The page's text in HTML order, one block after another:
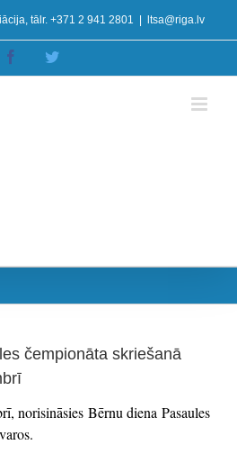
tālr. +371 2 941 2801 ltsa@riga.lv
Facebook
čempionāta skriešanā
norisināsies Bērnu diena Pasaules